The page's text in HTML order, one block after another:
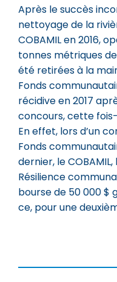
Après le succès
nettoyage de la
COBAMIL en 2016,
tonnes métriques
été retirées à la
Fonds
récidive en 2017
concours, cette
En effet, lors d’un
Fonds
dernier, le
Résilience
bourse de 50 000 $
ce, pour une